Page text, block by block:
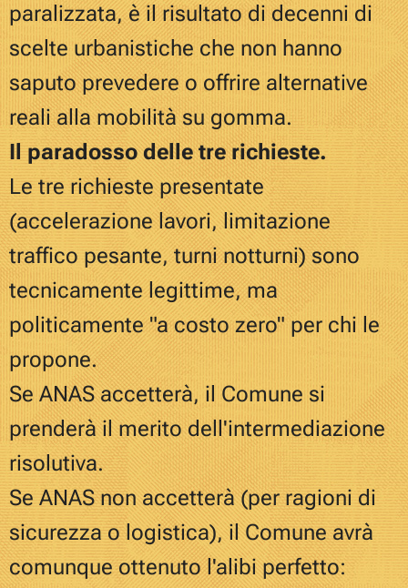
paralizzata, è il risultato di decenni di
scelte urbanistiche che non hanno
saputo prevedere o offrire alternative
reali alla mobilità su gomma.
Il paradosso delle tre richieste.
Le tre richieste presentate
(accelerazione lavori, limitazione
traffico pesante, turni notturni) sono
tecnicamente legittime, ma
politicamente "a costo zero" per chi le
propone.
Se ANAS accetterà, il Comune si
prenderà il merito dell'intermediazione
risolutiva.
Se ANAS non accetterà (per ragioni di
sicurezza o logistica), il Comune avrà
comunque ottenuto l'alibi perfetto: